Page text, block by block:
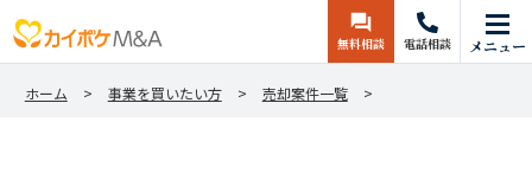
無料相談 電話相談 メニュー
ホーム 事業を買いたい方 売却案件一覧